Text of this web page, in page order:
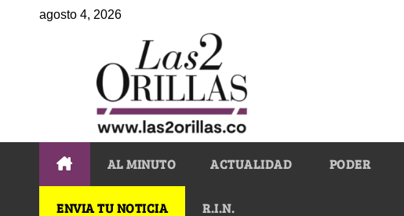
agosto 4, 2026
AL MINUTO ACTUALIDAD PODER
ENVIA TU NOTICIA R.I.N.